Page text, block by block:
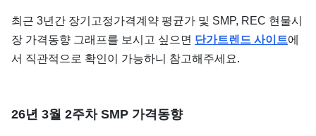
최근 3년간 장기고정가격계약 평균가 및 SMP, REC 현물시
장 가격동향 그래프를 보시고 싶으면 단가트렌드 사이트에
서 직관적으로 확인이 가능하니 참고해주세요.
26년 3월 2주차 SMP 가격동향